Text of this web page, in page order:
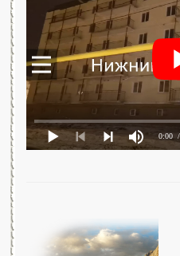
0:00